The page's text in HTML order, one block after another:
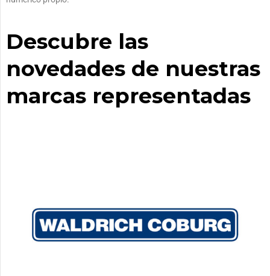
Descubre las
novedades de nuestras
marcas representadas